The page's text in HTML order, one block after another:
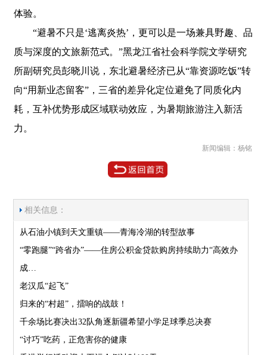
体验。
“避暑不只是‘逃离炎热’，更可以是一场兼具野趣、品
质与深度的文旅新范式。”黑龙江省社会科学院文学研究
所副研究员彭晓川说，东北避暑经济已从“靠资源吃饭”转
向“用新业态留客”，三省的差异化定位避免了同质化内
耗，互补优势形成区域联动效应，为暑期旅游注入新活
力。
新闻编辑：杨铭
相关信息：
从石油小镇到天文重镇——青海冷湖的转型故事
“零跑腿”“跨省办”——住房公积金贷款购房持续助力“高效办
成…
老汉瓜“起飞”
归来的“村超”，擂响的战鼓！
千余场比赛决出32队角逐新疆希望小学足球季总决赛
“讨巧”吃药，正危害你的健康